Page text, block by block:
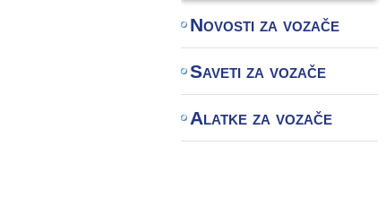
Novosti za vozače
Saveti za vozače
Alatke za vozače